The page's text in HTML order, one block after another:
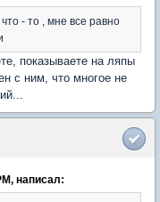
- то , мне все равно
показываете на ляпы
с ним, что многое не
написал: